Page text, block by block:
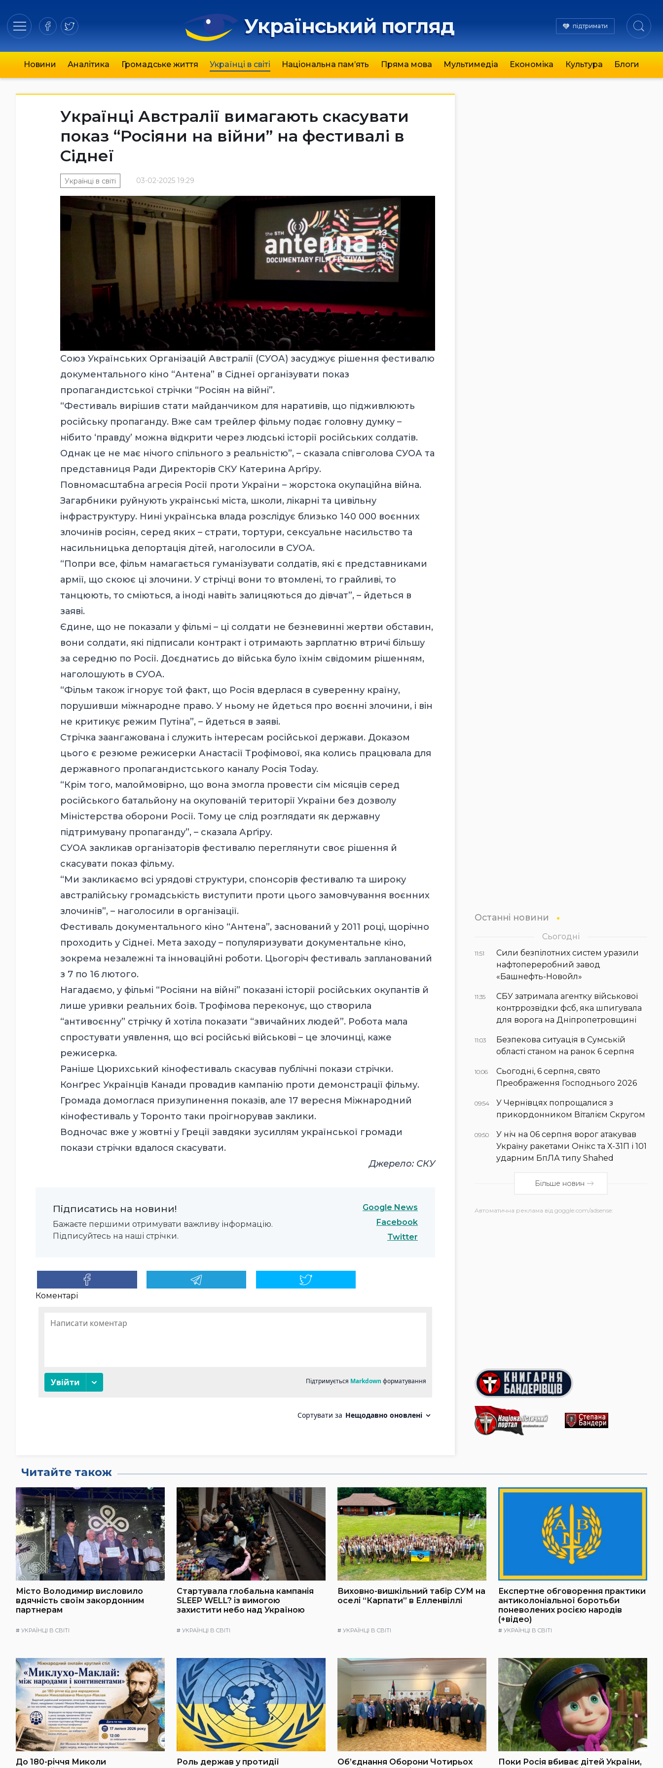
Український погляд підтримати
Новини Аналітика Громадське життя Українці в світі Національна пам’ять Пряма мова Мультимедіа Економіка Культура Блоги
Українці Австралії вимагають скасувати
показ “Росіяни на війни” на фестивалі в
Сіднеї
03-02-2025 19:29
Українці в світі
Союз Українських Організацій Австралії (СУОА) засуджує рішення фестивалю
документального кіно “Антена” в Сіднеї організувати показ
пропагандистської стрічки “Росіян на війні”.
“Фестиваль вирішив стати майданчиком для наративів, що підживлюють
російську пропаганду. Вже сам трейлер фільму подає головну думку –
нібито ‘правду’ можна відкрити через людські історії російських солдатів.
Однак це не має нічого спільного з реальністю”, – сказала співголова СУОА та
представниця Ради Директорів СКУ Катерина Арґіру.
Повномасштабна агресія Росії проти України – жорстока окупаційна війна.
Загарбники руйнують українські міста, школи, лікарні та цивільну
інфраструктуру. Нині українська влада розслідує близько 140 000 воєнних
злочинів росіян, серед яких – страти, тортури, сексуальне насильство та
насильницька депортація дітей, наголосили в СУОА.
“Попри все, фільм намагається гуманізувати солдатів, які є представниками
армії, що скоює ці злочини. У стрічці вони то втомлені, то грайливі, то
танцюють, то сміються, а іноді навіть залицяються до дівчат”, – йдеться в
заяві.
Єдине, що не показали у фільмі – ці солдати не безневинні жертви обставин,
вони солдати, які підписали контракт і отримають зарплатню втричі більшу
за середню по Росії. Доєднатись до війська було їхнім свідомим рішенням,
наголошують в СУОА.
“Фільм також ігнорує той факт, що Росія вдерлася в суверенну країну,
порушивши міжнародне право. У ньому не йдеться про воєнні злочини, і він
не критикує режим Путіна”, – йдеться в заяві.
Стрічка заангажована і служить інтересам російської держави. Доказом
цього є резюме режисерки Анастасії Трофімової, яка колись працювала для
державного пропагандистського каналу Росія Today.
“Крім того, малоймовірно, що вона змогла провести сім місяців серед
російського батальйону на окупованій території України без дозволу
Міністерства оборони Росії. Тому це слід розглядати як державну
підтримувану пропаганду”, – сказала Арґіру.
СУОА закликав організаторів фестивалю переглянути своє рішення й
скасувати показ фільму.
“Ми закликаємо всі урядові структури, спонсорів фестивалю та широку
австралійську громадськість виступити проти цього замовчування воєнних
злочинів”, – наголосили в організації.
Фестиваль документального кіно “Антена”, заснований у 2011 році, щорічно
проходить у Сіднеї. Мета заходу – популяризувати документальне кіно,
зокрема незалежні та інноваційні роботи. Цьогоріч фестиваль запланований
з 7 по 16 лютого.
Нагадаємо, у фільмі “Росіяни на війні” показані історії російських окупантів й
лише уривки реальних боїв. Трофімова переконує, що створила
“антивоєнну” стрічку й хотіла показати “звичайних людей”. Робота мала
спростувати уявлення, що всі російські військові – це злочинці, каже
режисерка.
Раніше Цюрихський кінофестиваль скасував публічні покази стрічки.
Конґрес Українців Канади провадив кампанію проти демонстрації фільму.
Громада домоглася призупинення показів, але 17 вересня Міжнародний
кінофестиваль у Торонто таки проігнорував заклики.
Водночас вже у жовтні у Греції завдяки зусиллям української громади
покази стрічки вдалося скасувати.
Джерело: СКУ
Підписатись на новини!
Бажаєте першими отримувати важливу інформацію.
Підписуйтесь на наші стрічки.
Google News
Facebook
Twitter
Коментарі
Останні новини
Сьогодні
11:51
Сили безпілотних систем уразили
нафтопереробний завод
«Башнефть-Новойл»
11:35
СБУ затримала агентку військової
контррозвідки фсб, яка шпигувала
для ворога на Дніпропетровщині
11:03
Безпекова ситуація в Сумській
області станом на ранок 6 серпня
10:06
Сьогодні, 6 серпня, свято
Преображення Господнього 2026
09:54
У Чернівцях попрощалися з
прикордонником Віталієм Скругом
09:50
У ніч на 06 серпня ворог атакував
Україну ракетами Онікс та Х-31П і 101
ударним БпЛА типу Shahed
Більше новин
Автоматична реклама від goggle.com/adsense:
Читайте також
Місто Володимир висловило
вдячність своїм закордонним
партнерам
# УКРАЇНЦІ В СВІТІ
Стартувала глобальна кампанія
SLEEP WELL? із вимогою
захистити небо над Україною
# УКРАЇНЦІ В СВІТІ
Виховно-вишкільний табір СУМ на
оселі “Карпати” в Елленвіллі
# УКРАЇНЦІ В СВІТІ
Експертне обговорення практики
антиколоніальної боротьби
поневолених росією народів
(+відео)
# УКРАЇНЦІ В СВІТІ
До 180-річчя Миколи
Роль держав у протидії
Об’єднання Оборони Чотирьох
Поки Росія вбиває дітей України,